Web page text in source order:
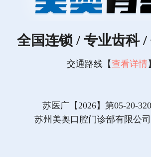
全国连锁 / 专业齿科 /
交通路线【查看详情】
苏医广【2026】第05-20-
苏州美奥口腔门诊部有限公